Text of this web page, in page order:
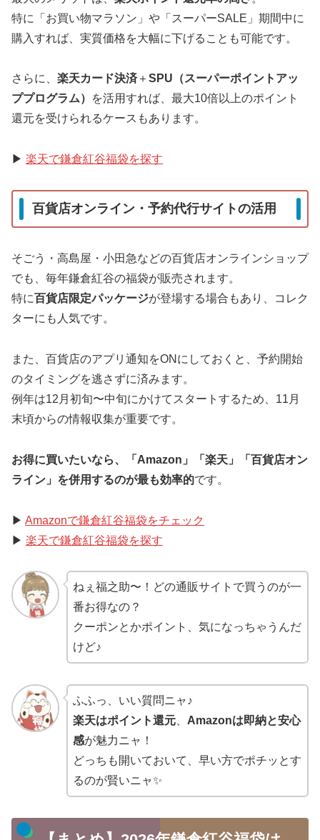
特に「お買い物マラソン」や「スーパーSALE」期間中に
購入すれば、実質価格を大幅に下げることも可能です。
さらに、 楽天カード決済 ＋SPU（スーパーポイントアッ
ププログラム）
を活用すれば、最大10倍以上のポイント
還元を受けられるケースもあります。
▶ 楽天で鎌倉紅谷福袋を探す
百貨店オンライン・予約代行サイトの活用
そごう・高島屋・小田急などの百貨店オンラインショップ
でも、毎年鎌倉紅谷の福袋が販売されます。
特に百貨店限定パッケージが登場する場合もあり、コレク
ターにも人気です。
また、百貨店のアプリ通知をONにしておくと、予約開始
のタイミングを逃さずに済みます。
例年は12月初旬〜中旬にかけてスタートするため、11月
末頃からの情報収集が重要です。
お得に買いたいなら、「Amazon」「楽天」「百貨店オン
ライン」を併用するのが最も効率的です。
▶ Amazonで鎌倉紅谷福袋をチェック
▶ 楽天で鎌倉紅谷福袋を探す
ねぇ福之助〜！どの通販サイトで買うのが一
番お得なの？
クーポンとかポイント、気になっちゃうんだ
けど♪
ふふっ、いい質問ニャ♪
楽天はポイント還元、 Amazonは即納と安心
感が魅力ニャ！
どっちも開いておいて、早い方でポチッとす
るのが賢いニャ✨